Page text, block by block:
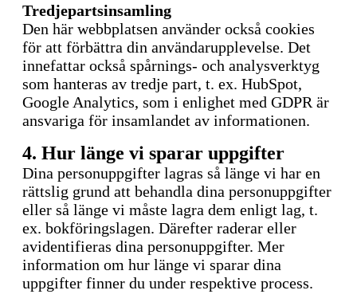
Tredjepartsinsamling
Den här webbplatsen använder också cookies
för att förbättra din användarupplevelse. Det
innefattar också spårnings- och analysverktyg
som hanteras av tredje part, t. ex. HubSpot,
Google Analytics, som i enlighet med GDPR är
ansvariga för insamlandet av informationen.
4. Hur länge vi sparar uppgifter
Dina personuppgifter lagras så länge vi har en
rättslig grund att behandla dina personuppgifter
eller så länge vi måste lagra dem enligt lag, t.
ex. bokföringslagen. Därefter raderar eller
avidentifieras dina personuppgifter. Mer
information om hur länge vi sparar dina
uppgifter finner du under respektive process.